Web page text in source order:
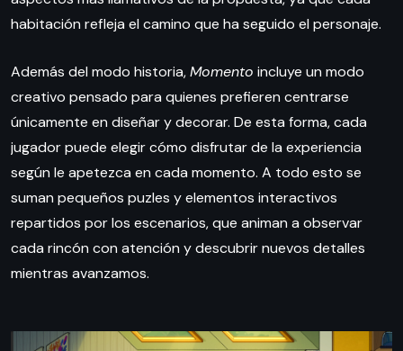
habitación refleja el camino que ha seguido el personaje.
Además del modo historia,Momento incluye un modo
creativo pensado para quienes prefieren centrarse
únicamente en diseñar y decorar. De esta forma, cada
jugador puede elegir cómo disfrutar de la experiencia
según le apetezca en cada momento. A todo esto se
suman pequeños puzles y elementos interactivos
repartidos por los escenarios, que animan a observar
cada rincón con atención y descubrir nuevos detalles
mientras avanzamos.